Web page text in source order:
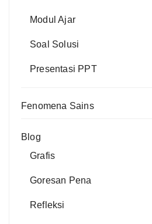
Modul Ajar
Soal Solusi
Presentasi PPT
Fenomena Sains
Blog
Grafis
Goresan Pena
Refleksi